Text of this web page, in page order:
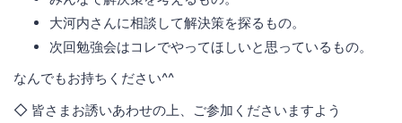
大河内さんに相談して解決策を探るもの。
次回勉強会はコレでやってほしいと思っているもの。
なんでもお持ちください^^
◇ 皆さまお誘いあわせの上、ご参加くださいますよう